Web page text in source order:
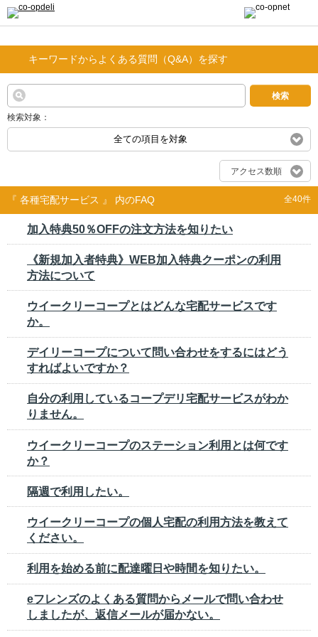
キーワードからよくある質問（Q&A）を探す
検索対象：
全ての項目を対象
検索
アクセス数順
『 各種宅配サービス 』 内のFAQ 全40件
加入特典50％OFFの注文方法を知りたい
《新規加入者特典》WEB加入特典クーポンの利用
方法について
ウイークリーコープとはどんな宅配サービスです
か。
デイリーコープについて問い合わせをするにはどう
すればよいですか？
自分の利用しているコープデリ宅配サービスがわか
りません。
ウイークリーコープのステーション利用とは何です
か？
隔週で利用したい。
ウイークリーコープの個人宅配の利用方法を教えて
ください。
利用を始める前に配達曜日や時間を知りたい。
eフレンズのよくある質問からメールで問い合わせ
しましたが、返信メールが届かない。